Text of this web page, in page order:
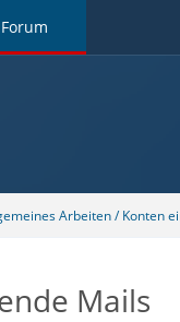
Forum
Arbeiten / Konten
Mails